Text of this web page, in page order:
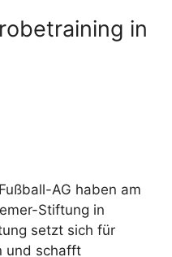
in
AG haben am
Stiftung in
setzt sich für
und schafft